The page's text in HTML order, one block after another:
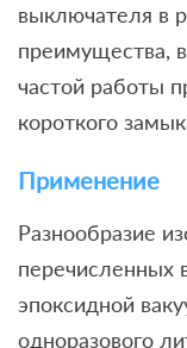
выключателя в
преимущества,
частой работы
короткого
Применение
Разнообразие
перечисленных
эпоксидной
одноразового